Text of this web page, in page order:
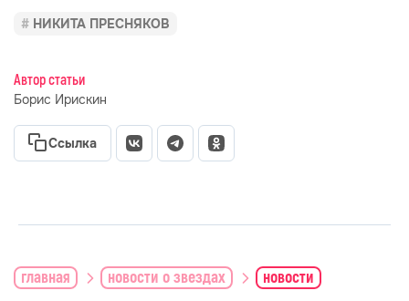
НИКИТА ПРЕСНЯКОВ
Автор статьи
Борис Ирискин
Ссылка
главная новости о звездах новости